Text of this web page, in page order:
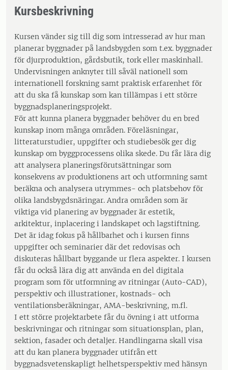
Kursbeskrivning
Kursen vänder sig till dig som intresserad av hur man
planerar byggnader på landsbygden som t.ex. byggnader
för djurproduktion, gårdsbutik, tork eller maskinhall.
Undervisningen anknyter till såväl nationell som
internationell forskning samt praktisk erfarenhet för
att du ska få kunskap som kan tillämpas i ett större
byggnadsplaneringsprojekt.
För att kunna planera byggnader behöver du en bred
kunskap inom många områden. Föreläsningar,
litteraturstudier, uppgifter och studiebesök ger dig
kunskap om byggprocessens olika skede. Du får lära dig
att analysera planeringsförutsättningar som
konsekvens av produktionens art och utformning samt
beräkna och analysera utrymmes- och platsbehov för
olika landsbygdsnäringar. Andra områden som är
viktiga vid planering av byggnader är estetik,
arkitektur, inplacering i landskapet och lagstiftning.
Det är idag fokus på hållbarhet och i kursen finns
uppgifter och seminarier där det redovisas och
diskuteras hållbart byggande ur flera aspekter. I kursen
får du också lära dig att använda en del digitala
program som för utformning av ritningar (Auto-CAD),
perspektiv och illustrationer, kostnads- och
ventilationsberäkningar, AMA-beskrivning, m.fl.
I ett större projektarbete får du övning i att utforma
beskrivningar och ritningar som situationsplan, plan,
sektion, fasader och detaljer. Handlingarna skall visa
att du kan planera byggnader utifrån ett
byggnadsvetenskapligt helhetsperspektiv med hänsyn